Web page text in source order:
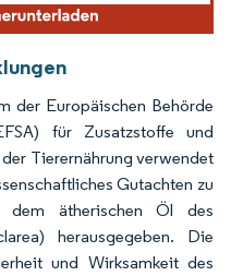
der Europäischen Behörde
für Zusatzstoffe und
Tierernährung verwendet
Gutachten zu
dem ätherischen Öl des
herausgegeben. Die
und Wirksamkeit des